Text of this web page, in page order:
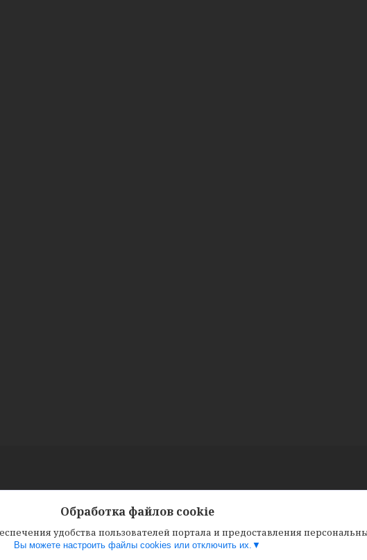
Обработка файлов cookie
удобства пользователей портала и предоставления
Вы можете настроить файлы cookies или отключить их.